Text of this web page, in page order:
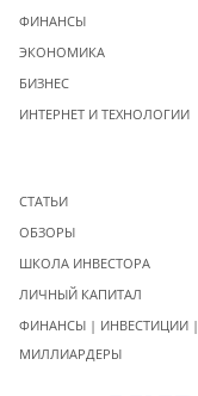
ФИНАНСЫ
ЭКОНОМИКА
БИЗНЕС
ИНТЕРНЕТ И ТЕХНОЛОГИИ
СТАТЬИ
ОБЗОРЫ
ШКОЛА ИНВЕСТОРА
ЛИЧНЫЙ КАПИТАЛ
ФИНАНСЫ | ИНВЕСТИЦИИ |
МИЛЛИАРДЕРЫ